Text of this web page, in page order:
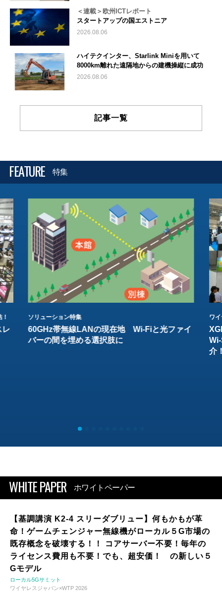
＜連載＞欧州ICTレポート
スタートアップの国エストニア
2026.08.06
ハイテクインター、Starlink Miniを用いて
8000km離れた遠隔地からの建機操縦に成功
2026.08.06
記事一覧
FEATURE 特集
レ
ソリューション特集
60GHz帯無線LANの現在地 Wi-Fiと光ファイ
バーの間を埋める選択肢に
ワ
介
WHITE PAPER ホワイトペーパー
【基調講演 K2-4 スリーダブリュー】何もかもが革
命！ゲームチェンジャー無線機がローカル５G市場の
既存概念を破壊する！！ コアサーバー不要！毎年の
ライセンス費用も不要！でも、超安価！ の新しい５
Gモデル
ローカル5Gサミット
ワイヤレスジャパン×WTP 2026